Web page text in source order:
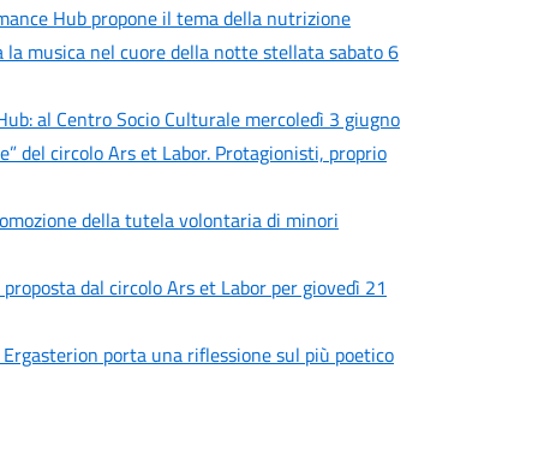
Hub propone il tema della nutrizione
la musica nel cuore della notte stellata sabato 6
al Centro Socio Culturale mercoledì 3 giugno
del circolo Ars et Labor. Protagionisti, proprio
della tutela volontaria di minori
dal circolo Ars et Labor per giovedì 21
Ergasterion porta una riflessione sul più poetico